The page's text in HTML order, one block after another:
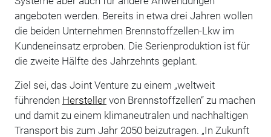
angeboten werden. Bereits in etwa drei Jahren wollen
die beiden Unternehmen Brennstoffzellen-Lkw im
Kundeneinsatz erproben. Die Serienproduktion ist für
die zweite Hälfte des Jahrzehnts geplant.
Ziel sei, das Joint Venture zu einem „weltweit
führenden Herstellervon Brennstoffzellen“ zu machen
und damit zu einem klimaneutralen und nachhaltigen
Transport bis zum Jahr 2050 beizutragen. „In Zukunft